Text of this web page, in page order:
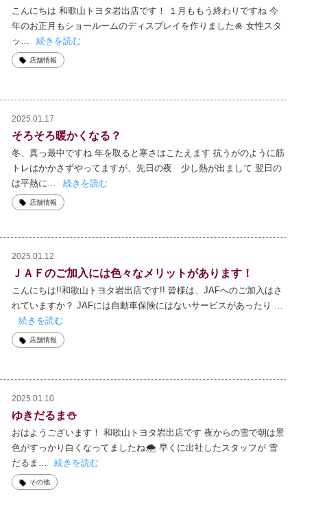
こんにちは 和歌山トヨタ岩出店です！ １月ももう終わりですね 今
年のお正月もショールームのディスプレイを作りました🎍 女性スタ
ッ…
続きを読む
店舗情報
2025.01.17
そろそろ暖かくなる？
冬、真っ最中ですね 年を取ると寒さはこたえます 抗うがのように筋
トレはかかさずやってますが、先日の夜 少し熱が出まして 翌日の
は平熱に…
続きを読む
店舗情報
2025.01.12
ＪＡＦのご加入には色々なメリットがあります！
こんにちは!!和歌山トヨタ岩出店です!! 皆様は、JAFへのご加入はさ
れていますか？ JAFには自動車保険にはないサービスがあったり …
続きを読む
店舗情報
2025.01.10
ゆきだるま⛄
おはようございます！ 和歌山トヨタ岩出店です 夜からの雪で朝は景
色がすっかり白くなってましたね🌨 早くに出社したスタッフが 雪
だるま…
続きを読む
その他